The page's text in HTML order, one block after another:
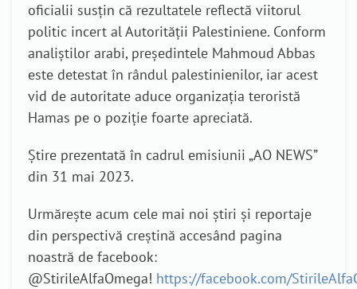
oficialii susțin că rezultatele reflectă viitorul
politic incert al Autorității Palestiniene. Conform
analiștilor arabi, președintele Mahmoud Abbas
este detestat în rândul palestinienilor, iar acest
vid de autoritate aduce organizația teroristă
Hamas pe o poziție foarte apreciată.
Știre prezentată în cadrul emisiunii „AO NEWS”
din 31 mai 2023.
Urmărește acum cele mai noi știri și reportaje
din perspectivă creștină accesând pagina
noastră de facebook:
@StirileAlfaOmega! https://facebook.com/